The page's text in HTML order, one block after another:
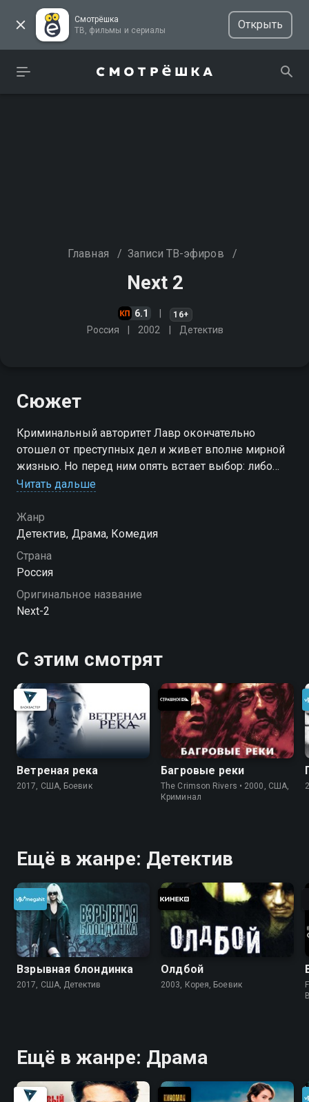
Смотрёшка
ТВ, фильмы и сериалы
Открыть
Главная / Записи ТВ-эфиров /
Next 2
6.1 16+
Россия 2002 Детектив
Сюжет
Криминальный авторитет Лавр окончательно
отошел от преступных дел и живет вполне мирной
жизнью. Но перед ним опять встает выбор: либо
продолжать благообразное существование, либо
Читать дальше
Жанр
Детектив, Драма, Комедия
Страна
Россия
Оригинальное название
Next-2
С этим смотрят
Ветреная река
2017, США, Боевик
Багровые реки
The Crimson Rivers • 2000, США,
Криминал
Ещё в жанре: Детектив
Взрывная блондинка
2017, США, Детектив
Олдбой
2003, Корея, Боевик
Ещё в жанре: Драма